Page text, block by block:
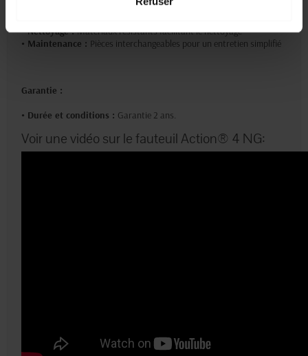
• Nettoyage :Matériaux résistants facilitant le nettoyage
• Maintenance : Pièces interchangeables pour un entretien simplifié
Garantie :
• Durée et conditions : Garantie 2 ans.
Voir une vidéo sur le fauteuil Action® 4 NG: